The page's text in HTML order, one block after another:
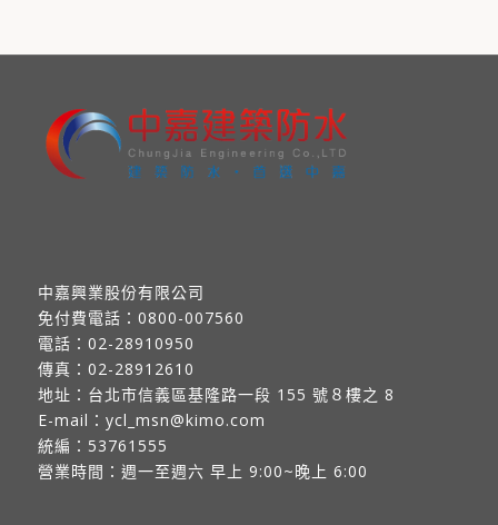
中嘉興業股份有限公司
免付費電話： 0800-007560
電話： 02-28910950
傳真： 02-28912610
地址： 台北市信義區基隆路一段 155 號８樓之 8
E-mail： ycl_msn@kimo.com
統編：53761555
營業時間：週一至週六 早上 9:00~晚上 6:00